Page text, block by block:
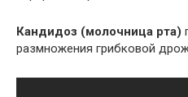
Кандидоз (молочница рта)
размножения грибковой